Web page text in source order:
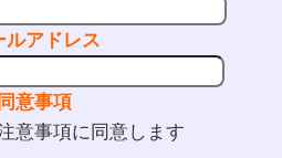
ルアドレス
同意事項
意事項に同意します